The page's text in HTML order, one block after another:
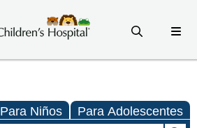
Para Niños Para Adolescentes